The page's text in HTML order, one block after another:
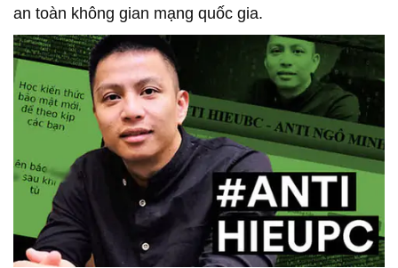
an toàn không gian mạng quốc gia.